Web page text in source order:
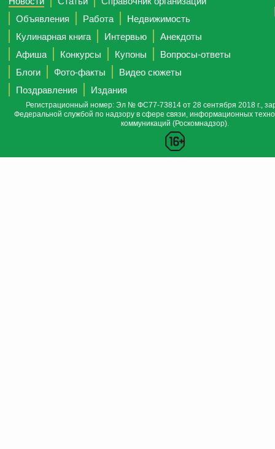
Объявления
Работа
Недвижимость
Кулинарная книга
Интервью
Анекдоты
Афиша
Конкурсы Купоны
Вопросы-ответы
Блоги
Фото-факты
Видео сюжеты
Поздравления
Издания
Регистрационный номер: Эл № ФС77-73814 от 28 сентября 2018 г.,
Федеральной службой по надзору в сфере связи, информационных
коммуникаций (Роскомнадзор).